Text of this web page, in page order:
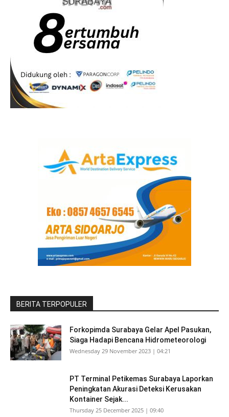
BERITA TERPOPULER
Forkopimda Surabaya Gelar Apel Pasukan,
Siaga Hadapi Bencana Hidrometeorologi
Wednesday 29 November 2023 | 04:21
PT Terminal Petikemas Surabaya Laporkan
Peningkatan Akurasi Deteksi Kerusakan
Kontainer Sejak...
Thursday 25 December 2025 | 09:40